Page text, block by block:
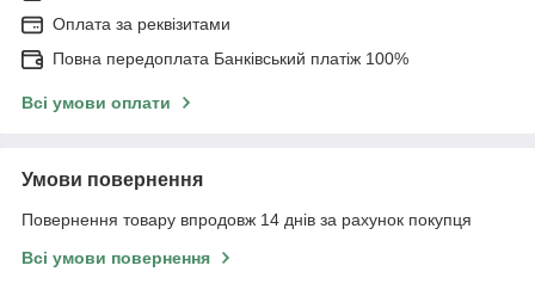
Оплата за реквізитами
Повна передоплата Банківський платіж 100%
Всі умови оплати
Умови повернення
Повернення товару впродовж 14 днів за рахунок покупця
Всі умови повернення